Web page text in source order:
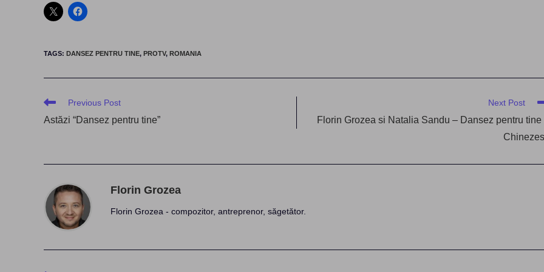
TAGS: DANSEZ PENTRU TINE, PROTV, ROMANIA
Read
articles
Previous Post
Astăzi “Dansez pentru tine”
Next Post
Florin Grozea si Natalia Sandu – Dansez pentru tine
Florin Grozea
Florin Grozea - compozitor, antreprenor, săgetător.